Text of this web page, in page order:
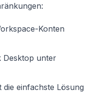
Konten
Desktop unter
die einfachste Lösung